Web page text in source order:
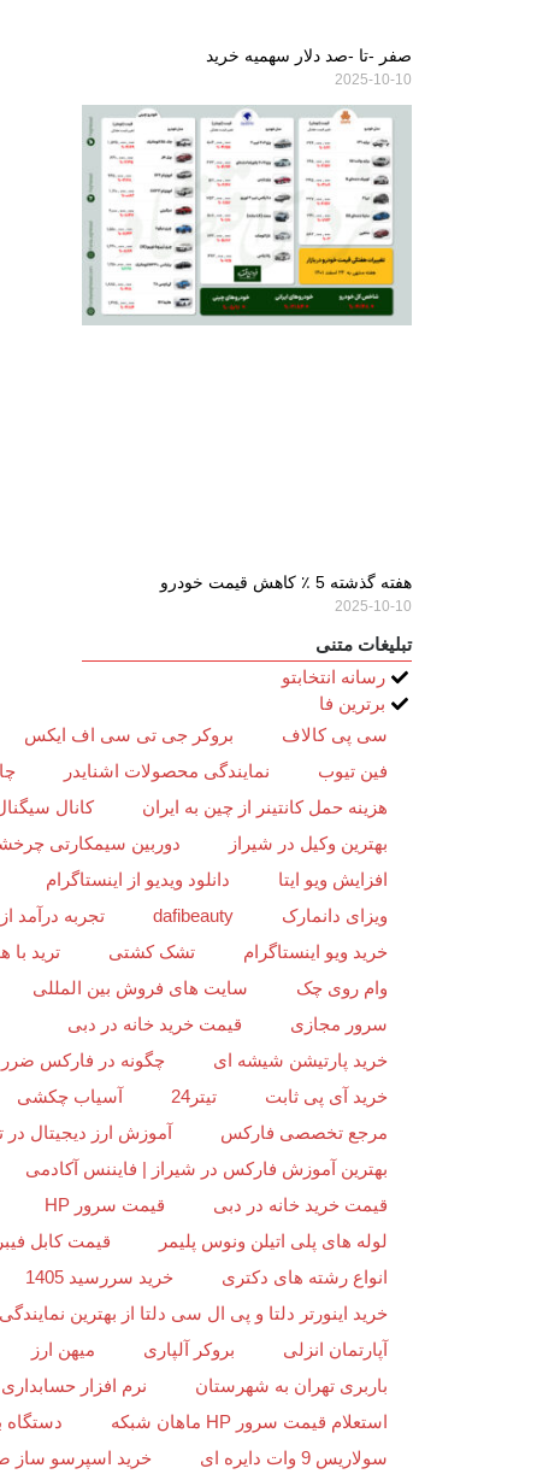
صفر -تا -صد دلار سهمیه خرید
2025-10-10
هفته گذشته 5 ٪ کاهش قیمت خودرو
2025-10-10
تبلیغات متنی
رسانه انتخابتو
برترین فا
سی پی کالاف
بروکر جی تی سی اف ایکس
فین تیوب
نمایندگی محصولات اشنایدر
هزینه حمل کانتینر از چین به ایران
کانال
بهترین وکیل در شیراز
دوربین سیمکارتی
افزایش ویو ایتا
دانلود ویدیو از اینستاگرام
ویزای دانمارک
dafibeauty
تجربه درآمد
خرید ویو اینستاگرام
تشک کشتی
ترید
وام روی چک
سایت های فروش بین المللی
سرور مجازی
قیمت خرید خانه در دبی
خرید پارتیشن شیشه ای
چگونه در فارکس ضرر
خرید آی پی ثابت
تیتر24
آسیاب چکشی
مرجع تخصصی فارکس
آموزش ارز دیجیتال در
بهترین آموزش فارکس در شیراز | فایننس آکادمی
قیمت خرید خانه در دبی
قیمت سرور HP
لوله های پلی اتیلن ونوس پلیمر
قیمت کابل
انواع رشته های دکتری
خرید سررسید 1405
خرید اینورتر دلتا و پی ال سی دلتا از بهترین نمایندگی
آپارتمان انزلی
بروکر آلپاری
میهن ارز
باربری تهران به شهرستان
نرم افزار حسابداری
استعلام قیمت سرور HP ماهان شبکه
دستگاه
سولاریس 9 وات دایره ای
خرید اسپرسو ساز